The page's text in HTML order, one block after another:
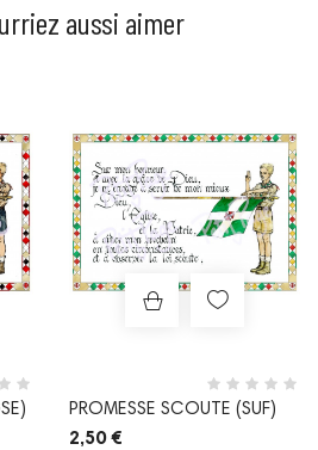
aussi aimer
PROMESSE SCOUTE (SUF)
2,50 €